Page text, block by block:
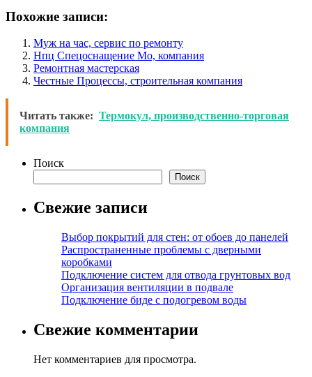
Похожие записи:
Муж на час, сервис по ремонту
Нпц Спецоснащение Мо, компания
Ремонтная мастерская
Честные Процессы, строительная компания
Читать также: Термокул, производственно-торговая
компания
Поиск
Поиск
Свежие записи
Выбор покрытий для стен: от обоев до панелей
Распространенные проблемы с дверными
коробками
Подключение систем для отвода грунтовых вод
Организация вентиляции в подвале
Подключение биде с подогревом воды
Свежие комментарии
Нет комментариев для просмотра.